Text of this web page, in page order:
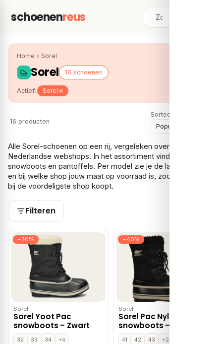
schoenenreus
Home › Sorel
Sorel 16 schoenen
Actief: Sorel
16 producten
Sorteer:
Alle Sorel-schoenen op een rij, vergeleken over meerdere
Nederlandse webshops. In het assortiment vind je vooral
snowboots en pantoffels. Per model zie je de laagste prijs
en bij welke shop jouw maat op voorraad is, zodat je je Sorel
bij de voordeligste shop koopt.
Filteren
−30%
Sorel
Sorel Yoot Pac
snowboots – Zwart
32 33 34
+4
−40%
Sorel
Sorel Pac Nylon
snowboots – Zwart
41 42 43
+2